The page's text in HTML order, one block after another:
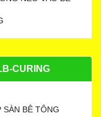
CURING
BÊ TÔNG